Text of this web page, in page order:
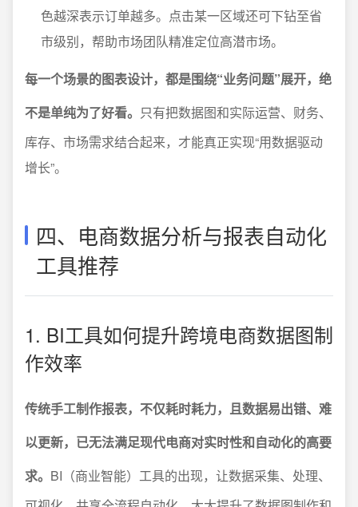
色越深表示订单越多。点击某一区域还可下钻至省
市级别，帮助市场团队精准定位高潜市场。
每一个场景的图表设计，都是围绕“业务问题”展开，绝
不是单纯为了好看。 只有把数据图和实际运营、财务、
库存、市场需求结合起来，才能真正实现“用数据驱动
增长”。
四、电商数据分析与报表自动化
工具推荐
1. BI工具如何提升跨境电商数据图制
作效率
传统手工制作报表，不仅耗时耗力，且数据易出错、难
以更新，已无法满足现代电商对实时性和自动化的高要
求。 BI（商业智能）工具的出现，让数据采集、处理、